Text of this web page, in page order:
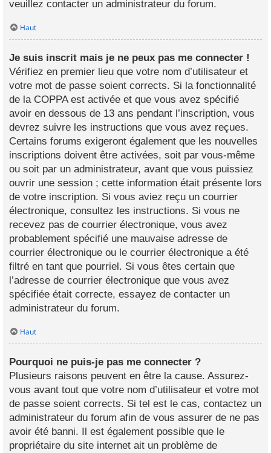
veuillez contacter un administrateur du forum.
Haut
Je suis inscrit mais je ne peux pas me connecter !
Vérifiez en premier lieu que votre nom d’utilisateur et
votre mot de passe soient corrects. Si la fonctionnalité
de la COPPA est activée et que vous avez spécifié
avoir en dessous de 13 ans pendant l’inscription, vous
devrez suivre les instructions que vous avez reçues.
Certains forums exigeront également que les nouvelles
inscriptions doivent être activées, soit par vous-même
ou soit par un administrateur, avant que vous puissiez
ouvrir une session ; cette information était présente lors
de votre inscription. Si vous aviez reçu un courrier
électronique, consultez les instructions. Si vous ne
recevez pas de courrier électronique, vous avez
probablement spécifié une mauvaise adresse de
courrier électronique ou le courrier électronique a été
filtré en tant que pourriel. Si vous êtes certain que
l’adresse de courrier électronique que vous avez
spécifiée était correcte, essayez de contacter un
administrateur du forum.
Haut
Pourquoi ne puis-je pas me connecter ?
Plusieurs raisons peuvent en être la cause. Assurez-
vous avant tout que votre nom d’utilisateur et votre mot
de passe soient corrects. Si tel est le cas, contactez un
administrateur du forum afin de vous assurer de ne pas
avoir été banni. Il est également possible que le
propriétaire du site internet ait un problème de